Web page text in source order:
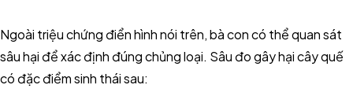
Ngoài triệu chứng điển hình nói trên, bà con có thể quan sát
sâu hại để xác định đúng chủng loại. Sâu đo gây hại cây quế
có đặc điểm sinh thái sau: